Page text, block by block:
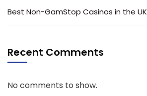
Best Non-GamStop Casinos in the UK
Recent Comments
No comments to show.